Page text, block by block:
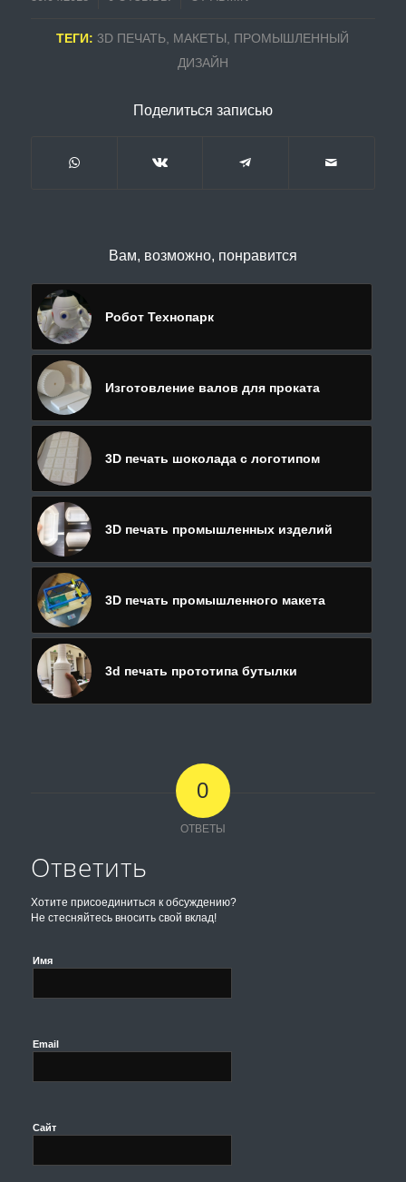
ТЕГИ: 3D ПЕЧАТЬ МАКЕТЫ
ПРОМЫШЛЕННЫЙ
ДИЗАЙН
Поделиться записью
Вам, возможно, понравится
Робот Технопарк
Изготовление валов для проката
3D печать шоколада с логотипом
3D печать промышленных изделий
3D печать промышленного макета
3d печать прототипа бутылки
0
ОТВЕТЫ
Ответить
Хотите присоединиться к обсуждению?
Не стесняйтесь вносить свой вклад!
Имя
Email
Сайт